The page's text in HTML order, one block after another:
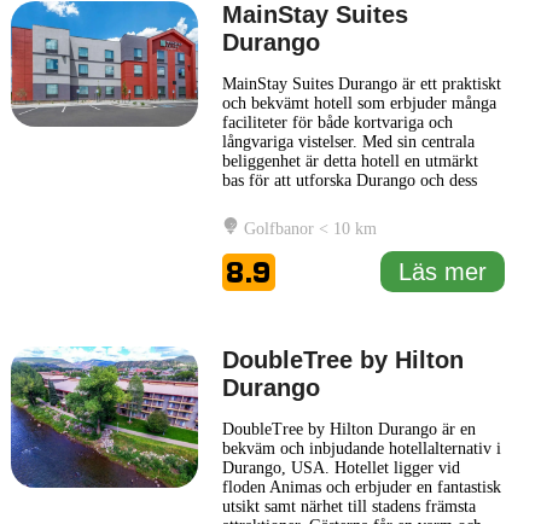
MainStay Suites
Durango
MainStay Suites Durango är ett praktiskt
och bekvämt hotell som erbjuder många
faciliteter för både kortvariga och
långvariga vistelser. Med sin centrala
beliggenhet är detta hotell en utmärkt
bas för att utforska Durango och dess
landsbygden och de många
utomhusaktiviteter som området har att
erbjuda. Varje svit på MainStay Suites
Durango är utrustad med moderna ... Läs
mer
Golfbanor < 10 km
8.9 Läs mer
DoubleTree by Hilton
Durango
DoubleTree by Hilton Durango är en
bekväm och inbjudande hotellalternativ i
Durango, USA. Hotellet ligger vid
floden Animas och erbjuder en fantastisk
utsikt samt närhet till stadens främsta